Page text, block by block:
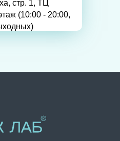
стр. 1, ТЦ
(10:00 - 20:00,